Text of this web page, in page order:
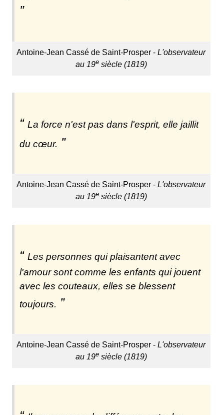
Antoine-Jean Cassé de Saint-Prosper -L'observateur
au 19esiècle (1819)
La force n'est pas dans l'esprit, elle jaillit
du cœur.
Antoine-Jean Cassé de Saint-Prosper -L'observateur
au 19esiècle (1819)
Les personnes qui plaisantent avec
l'amour sont comme les enfants qui jouent
avec les couteaux, elles se blessent
toujours.
Antoine-Jean Cassé de Saint-Prosper -L'observateur
au 19esiècle (1819)